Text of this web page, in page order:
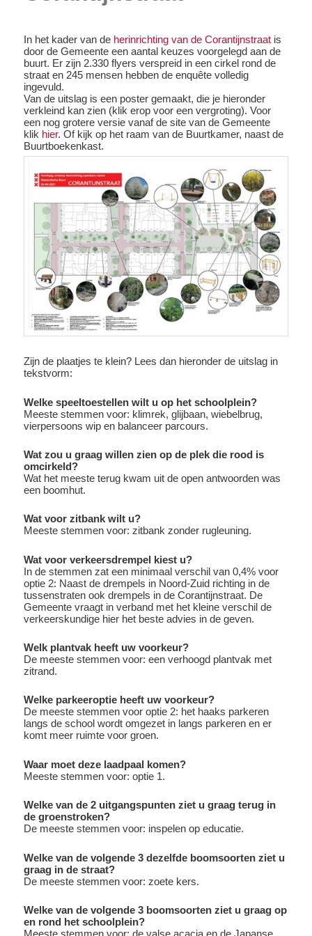
In het kader van de herinrichting van de Corantijnstraat is
door de Gemeente een aantal keuzes voorgelegd aan de
buurt. Er zijn 2.330 flyers verspreid in een cirkel rond de
straat en 245 mensen hebben de enquête volledig
ingevuld.
Van de uitslag is een poster gemaakt, die je hieronder
verkleind kan zien (klik erop voor een vergroting). Voor
een nog grotere versie vanaf de site van de Gemeente
klik hier. Of kijk op het raam van de Buurtkamer, naast de
Buurtboekenkast.
Zijn de plaatjes te klein? Lees dan hieronder de uitslag in
tekstvorm:
Welke speeltoestellen wilt u op het schoolplein?
Meeste stemmen voor: klimrek, glijbaan, wiebelbrug,
vierpersoons wip en balanceer parcours.
Wat zou u graag willen zien op de plek die rood is
omcirkeld?
Wat het meeste terug kwam uit de open antwoorden was
een boomhut.
Wat voor zitbank wilt u?
Meeste stemmen voor: zitbank zonder rugleuning.
Wat voor verkeersdrempel kiest u?
In de stemmen zat een minimaal verschil van 0,4% voor
optie 2: Naast de drempels in Noord-Zuid richting in de
tussenstraten ook drempels in de Corantijnstraat. De
Gemeente vraagt in verband met het kleine verschil de
verkeerskundige hier het beste advies in de geven.
Welk plantvak heeft uw voorkeur?
De meeste stemmen voor: een verhoogd plantvak met
zitrand.
Welke parkeeroptie heeft uw voorkeur?
De meeste stemmen voor optie 2: het haaks parkeren
langs de school wordt omgezet in langs parkeren en er
komt meer ruimte voor groen.
Waar moet deze laadpaal komen?
Meeste stemmen voor: optie 1.
Welke van de 2 uitgangspunten ziet u graag terug in
de groenstroken?
De meeste stemmen voor: inspelen op educatie.
Welke van de volgende 3 dezelfde boomsoorten ziet u
graag in de straat?
De meeste stemmen voor: zoete kers.
Welke van de volgende 3 boomsoorten ziet u graag op
en rond het schoolplein?
Meeste stemmen voor: de valse acacia en de Japanse